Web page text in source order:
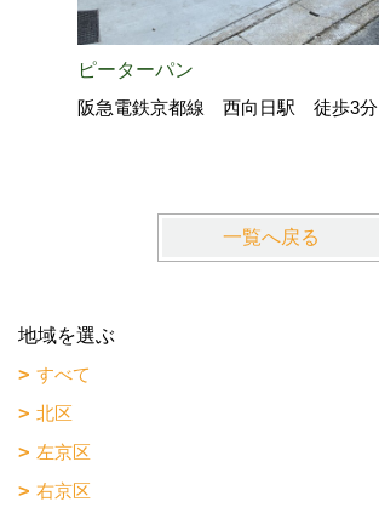
ピーターパン
阪急電鉄京都線 西向日駅 徒歩3分
一覧へ戻る
地域を選ぶ
すべて
北区
左京区
右京区